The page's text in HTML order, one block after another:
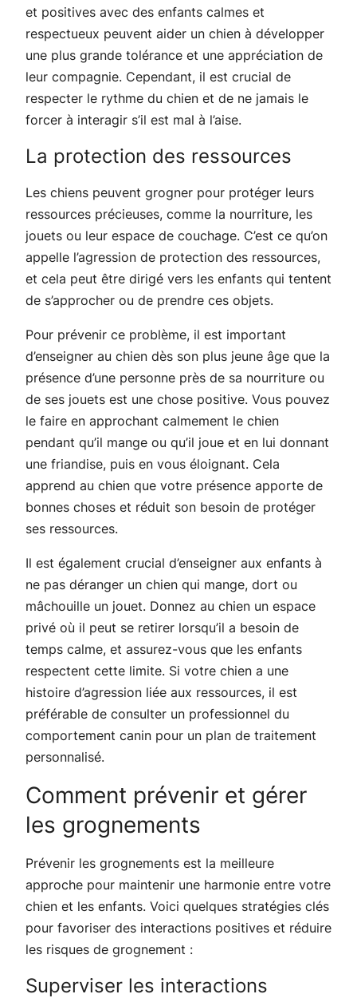
et positives avec des enfants calmes et
respectueux peuvent aider un chien à développer
une plus grande tolérance et une appréciation de
leur compagnie. Cependant, il est crucial de
respecter le rythme du chien et de ne jamais le
forcer à interagir s’il est mal à l’aise.
La protection des ressources
Les chiens peuvent grogner pour protéger leurs
ressources précieuses, comme la nourriture, les
jouets ou leur espace de couchage. C’est ce qu’on
appelle l’agression de protection des ressources,
et cela peut être dirigé vers les enfants qui tentent
de s’approcher ou de prendre ces objets.
Pour prévenir ce problème, il est important
d’enseigner au chien dès son plus jeune âge que la
présence d’une personne près de sa nourriture ou
de ses jouets est une chose positive. Vous pouvez
le faire en approchant calmement le chien
pendant qu’il mange ou qu’il joue et en lui donnant
une friandise, puis en vous éloignant. Cela
apprend au chien que votre présence apporte de
bonnes choses et réduit son besoin de protéger
ses ressources.
Il est également crucial d’enseigner aux enfants à
ne pas déranger un chien qui mange, dort ou
mâchouille un jouet. Donnez au chien un espace
privé où il peut se retirer lorsqu’il a besoin de
temps calme, et assurez-vous que les enfants
respectent cette limite. Si votre chien a une
histoire d’agression liée aux ressources, il est
préférable de consulter un professionnel du
comportement canin pour un plan de traitement
personnalisé.
Comment prévenir et gérer
les grognements
Prévenir les grognements est la meilleure
approche pour maintenir une harmonie entre votre
chien et les enfants. Voici quelques stratégies clés
pour favoriser des interactions positives et réduire
les risques de grognement :
Superviser les interactions